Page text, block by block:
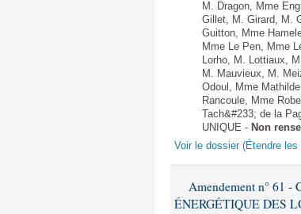
M. Dragon, Mme
Gillet, M. Girard, M.
Guitton, Mme
Mme Le Pen, Mme
Lorho, M. Lottiaux,
M. Mauvieux, M.
Odoul, Mme
Rancoule, Mme
Tach&#233; de la
UNIQUE - Non
Voir le dossier (Étendre
Amendement n° 61
ÉNERGÉTIQUE DES